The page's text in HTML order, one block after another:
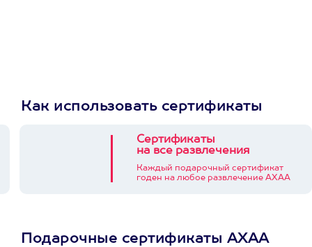
Как использовать сертификаты
Сертификаты
на все развлечения
Каждый подарочный сертификат
годен на любое развлечение АХАА
Подарочные сертификаты АХАА